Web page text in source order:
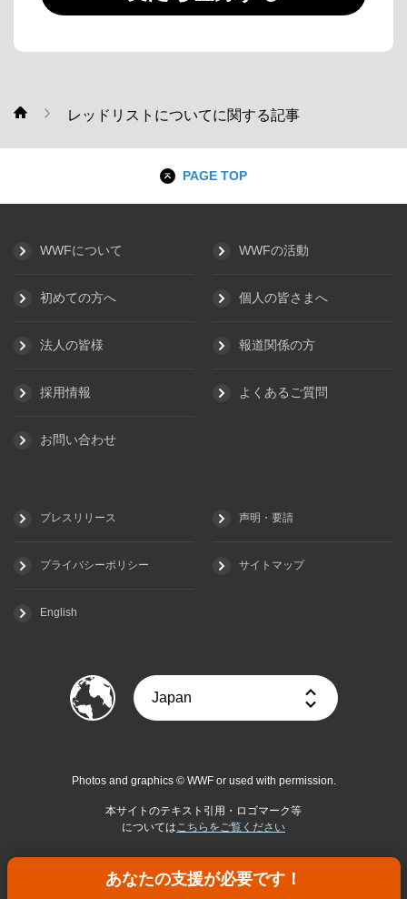
あなたの支援が必要です！
WWF レッドリストについてに関する記事
PAGE TOP
WWFについて WWFの活動
初めての方へ 個人の皆さまへ
法人の皆様 報道関係の方
採用情報 よくあるご質問
お問い合わせ
プレスリリース 声明・要請
プライバシーポリシー サイトマップ
English
Photos and graphics © WWF or used with permission.
本サイトのテキスト引用・ロゴマーク等
については こちらをご覧ください